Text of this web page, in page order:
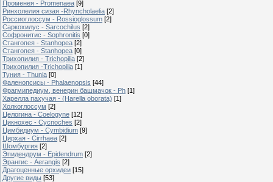
Променея - Promenaea [9]
Ринхолелия сизая -Rhyncholaelia [2]
Россиоглоссум - Rossioglossum [2]
Саркохилус - Sarcochilus [2]
Софронитис - Sophronitis [0]
Стангопея - Stanhopea [2]
Стангопея - Stanhopea [0]
Трихопилия - Тrichopilia [2]
Трихопилия -Trichopilia [1]
Туния - Thunia [0]
Фаленопсисы - Phalaenopsis [44]
Фрагмипедиум, венерин башмачок - Ph [1]
Харелла пахучая - (Harella oborata) [1]
Холкоглоссум [2]
Целогина - Coelogyne [12]
Цикнохес - Cycnoches [2]
Цимбидиум - Cymbidium [9]
Цирхая - Cirrhaea [2]
Шомбургия [2]
Эпидендрум - Epidendrum [2]
Эрангис - Aerangis [2]
Драгоценные орхидеи [15]
Другие виды [53]